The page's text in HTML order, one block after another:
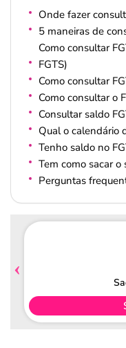
Onde fazer
5 maneiras de
Como consultar
FGTS)
Como consultar
Como consultar o
Consultar saldo
Qual o calendário
Tenho saldo no
Tem como sacar o
Perguntas